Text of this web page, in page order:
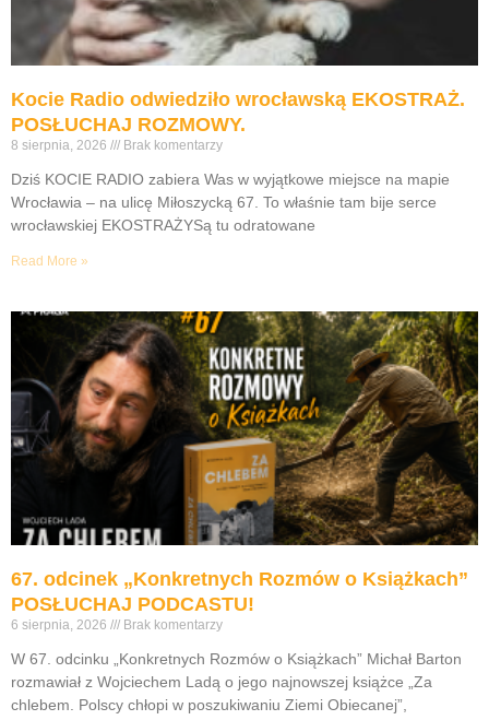
Kocie Radio odwiedziło wrocławską EKOSTRAŻ.
POSŁUCHAJ ROZMOWY.
8 sierpnia, 2026 Brak komentarzy
Dziś KOCIE RADIO zabiera Was w wyjątkowe miejsce na mapie
Wrocławia – na ulicę Miłoszycką 67. To właśnie tam bije serce
wrocławskiej EKOSTRAŻYSą tu odratowane
Read More »
67. odcinek „Konkretnych Rozmów o Książkach”
POSŁUCHAJ PODCASTU!
6 sierpnia, 2026 Brak komentarzy
W 67. odcinku „Konkretnych Rozmów o Książkach” Michał Barton
rozmawiał z Wojciechem Ladą o jego najnowszej książce „Za
chlebem. Polscy chłopi w poszukiwaniu Ziemi Obiecanej”,